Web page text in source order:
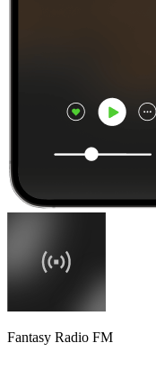
Fantasy Radio FM